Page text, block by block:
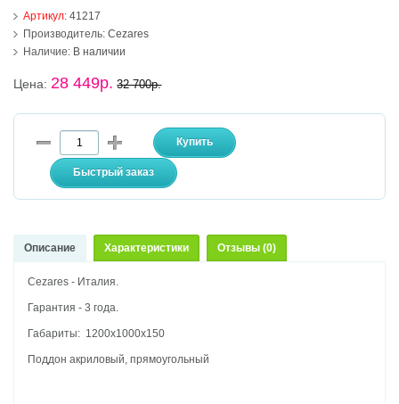
Артикул:41217
Производитель: Cezares
Наличие: В наличии
Цена:28 449р. 32 700р.
Описание Характеристики Отзывы (0)
Cezares - Италия.
Гарантия - 3 года.
Габариты: 1200х1000х150
Поддон акриловый, прямоугольный